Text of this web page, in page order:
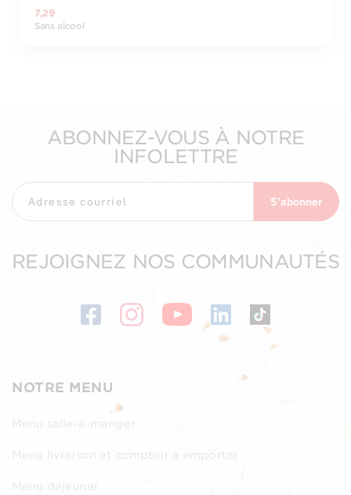
7,29
Sans alcool
NOTRE MENU
Menu salle-à-manger
Menu livraison et comptoir à emporter
ABONNEZ-VOUS À NOTRE
INFOLETTRE
S'abonner
REJOIGNEZ NOS COMMUNAUTÉS